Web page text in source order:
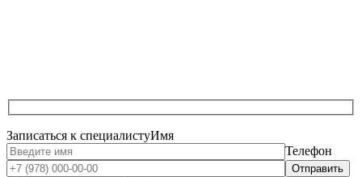
Записаться к специалистуИмя
Телефон